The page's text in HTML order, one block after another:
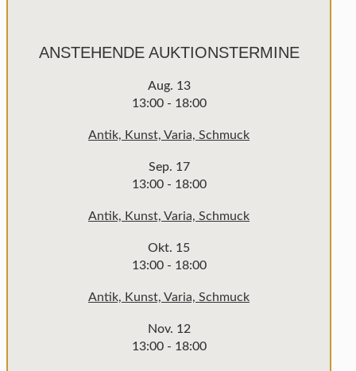
ANSTEHENDE AUKTIONSTERMINE
Aug. 13
13:00- 18:00
Antik, Kunst, Varia, Schmuck
Sep. 17
13:00- 18:00
Antik, Kunst, Varia, Schmuck
Okt. 15
13:00- 18:00
Antik, Kunst, Varia, Schmuck
Nov. 12
13:00- 18:00